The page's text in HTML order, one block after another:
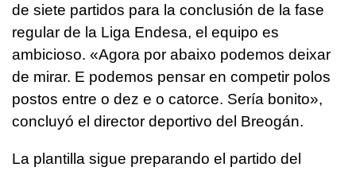
de siete partidos para la conclusión de la fase
regular de la Liga Endesa, el equipo es
ambicioso. «Agora por abaixo podemos deixar
de mirar. E podemos pensar en competir polos
postos entre o dez e o catorce. Sería bonito»,
concluyó el director deportivo del Breogán.
La plantilla sigue preparando el partido del